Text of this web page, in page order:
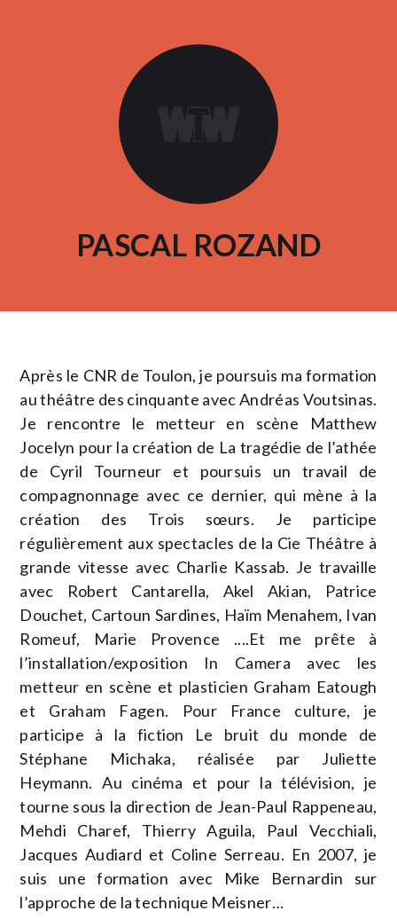
PASCAL ROZAND
Après le CNR de Toulon, je poursuis ma formation
au théâtre des cinquante avec Andréas Voutsinas.
Je rencontre le metteur en scène Matthew
Jocelyn pour la création de La tragédie de l’athée
de Cyril Tourneur et poursuis un travail de
compagnonnage avec ce dernier, qui mène à la
création des Trois sœurs. Je participe
régulièrement aux spectacles de la Cie Théâtre à
grande vitesse avec Charlie Kassab. Je travaille
avec Robert Cantarella, Akel Akian, Patrice
Douchet, Cartoun Sardines, Haïm Menahem, Ivan
Romeuf, Marie Provence ....Et me prête à
l’installation/exposition In Camera avec les
metteur en scène et plasticien Graham Eatough
et Graham Fagen. Pour France culture, je
participe à la fiction Le bruit du monde de
Stéphane Michaka, réalisée par Juliette
Heymann. Au cinéma et pour la télévision, je
tourne sous la direction de Jean-Paul Rappeneau,
Mehdi Charef, Thierry Aguila, Paul Vecchiali,
Jacques Audiard et Coline Serreau. En 2007, je
suis une formation avec Mike Bernardin sur
l’approche de la technique Meisner…